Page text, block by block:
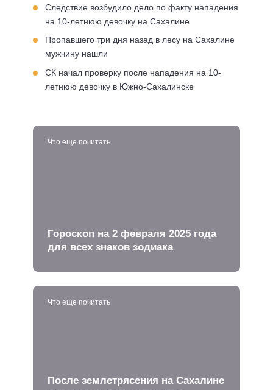
Следствие возбудило дело по факту нападения
на 10-летнюю девочку на Сахалине
Пропавшего три дня назад в лесу на Сахалине
мужчину нашли
СК начал проверку после нападения на 10-
летнюю девочку в Южно-Сахалинске
Что еще почитать
Гороскоп на 2 февраля 2025 года
для всех знаков зодиака
Что еще почитать
После землетрясения на Сахалине